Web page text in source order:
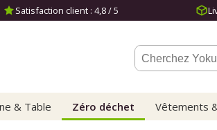
Satisfaction client : 4,8 / 5
& Table Zéro déchet Vêtements